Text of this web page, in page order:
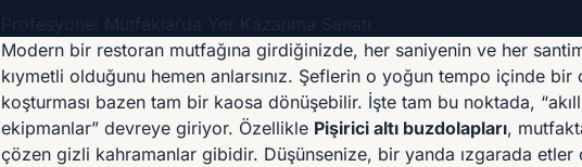
Modern bir restoran mutfağına girdiğinizde, her saniyenin ve her
kıymetli olduğunu hemen anlarsınız. Şeflerin o yoğun tempo içinde
koşturması bazen tam bir kaosa dönüşebilir. İşte tam bu noktada,
ekipmanlar” devreye giriyor. Özellikle Pişirici altı buzdolapları,
çözen gizli kahramanlar gibidir. Düşünsenize, bir yanda ızgarada etler